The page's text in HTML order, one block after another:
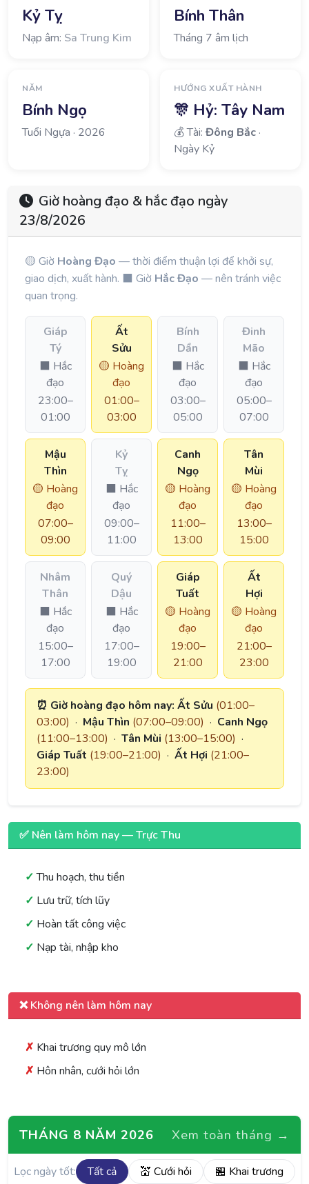
Kỷ Tỵ
Nạp âm: Sa Trung Kim
Bính Thân
Tháng 7 âm lịch
NĂM
Bính Ngọ
Tuổi Ngựa · 2026
HƯỚNG XUẤT HÀNH
🎊 Hỷ: Tây Nam
💰 Tài: Đông Bắc ·
Ngày Kỷ
Giờ hoàng đạo & hắc đạo ngày
23/8/2026
🟡 Giờ Hoàng Đạo — thời điểm thuận lợi để khởi sự,
giao dịch, xuất hành. ⬛ Giờ Hắc Đạo — nên tránh việc
quan trọng.
Giáp
Tý
⬛ Hắc
đạo
23:00–
01:00
Ất
Sửu
🟡 Hoàng
đạo
01:00–
03:00
Bính
Dần
⬛ Hắc
đạo
03:00–
05:00
Đinh
Mão
⬛ Hắc
đạo
05:00–
07:00
Mậu
Thìn
🟡 Hoàng
đạo
07:00–
09:00
Kỷ
Tỵ
⬛ Hắc
đạo
09:00–
11:00
Canh
Ngọ
🟡 Hoàng
đạo
11:00–
13:00
Tân
Mùi
🟡 Hoàng
đạo
13:00–
15:00
Nhâm
Thân
⬛ Hắc
đạo
15:00–
17:00
Quý
Dậu
⬛ Hắc
đạo
17:00–
19:00
Giáp
Tuất
🟡 Hoàng
đạo
19:00–
21:00
Ất
Hợi
🟡 Hoàng
đạo
21:00–
23:00
⏰ Giờ hoàng đạo hôm nay: Ất Sửu (01:00–
03:00) · Mậu Thìn (07:00–09:00) · Canh Ngọ
(11:00–13:00) · Tân Mùi (13:00–15:00) ·
Giáp Tuất (19:00–21:00) · Ất Hợi (21:00–
23:00)
✅ Nên làm hôm nay — Trực Thu
Thu hoạch, thu tiền
Lưu trữ, tích lũy
Hoàn tất công việc
Nạp tài, nhập kho
❌ Không nên làm hôm nay
Khai trương quy mô lớn
Hôn nhân, cưới hỏi lớn
THÁNG 8 NĂM 2026 Xem toàn tháng →
Lọc ngày tốt: Tất cả 💒 Cưới hỏi 🏪 Khai trương